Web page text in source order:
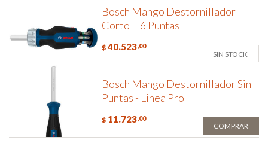
Bosch Mango Destornillador
Corto + 6 Puntas
$ 40.523,00
SIN STOCK
Bosch Mango Destornillador Sin
Puntas - Linea Pro
$ 11.723,00
COMPRAR